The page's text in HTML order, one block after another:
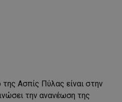
της Ασπίς Πύλας είναι στην
την ανανέωση της